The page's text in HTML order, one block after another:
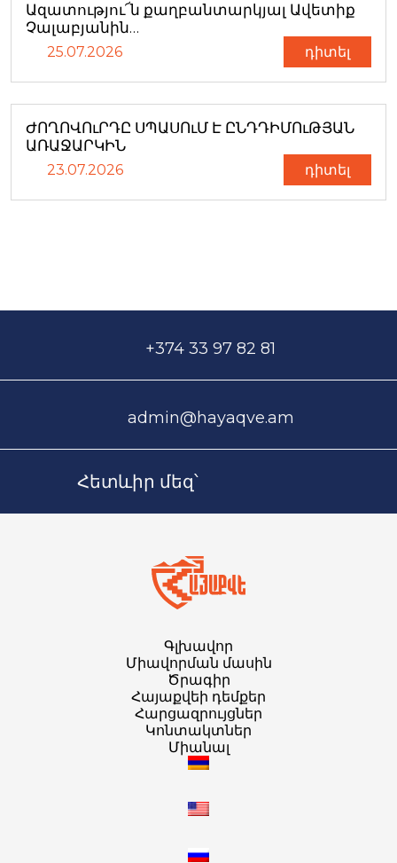
Ազատությու՜ն քաղբանտարկյալ Ավետիք
Չալաբյանին…
25.07.2026 դիտել
ԺՈՂՈՎՈւՐԴԸ ՍՊԱՍՈւՄ Է ԸՆԴԴԻՄՈւԹՅԱՆ
ԱՌԱՋԱՐԿԻՆ
23.07.2026 դիտել
+374 33 97 82 81
admin@hayaqve.am
Հետևիր մեզ՝
Գլխավոր
Միավորման մասին
Ծրագիր
Հայաքվեի դեմքեր
Հարցազրույցներ
Կոնտակտներ
Միանալ